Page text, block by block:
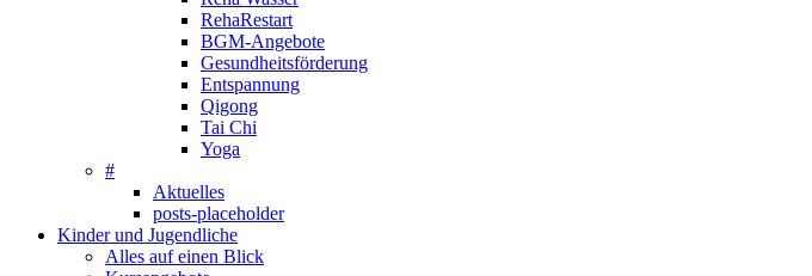
RehaRestart
BGM-Angebote
Gesundheitsförderung
Entspannung
Qigong
Tai Chi
Yoga
#
Aktuelles
posts-placeholder
Kinder und Jugendliche
Alles auf einen Blick